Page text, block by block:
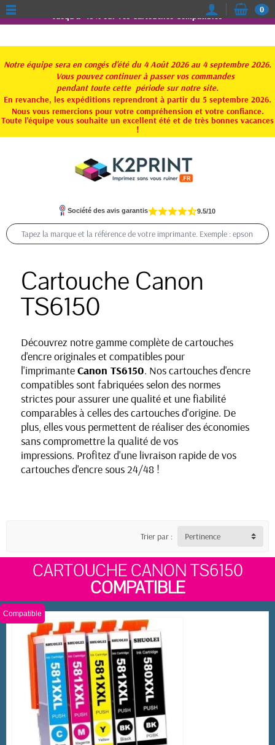
Jusqu'à -15% sur vos Cartouches Compatibles
Notre équipe sera en congés d'été du 4 Août 2026 au 4 septembre 2026.
Vous pouvez continuer à passer vos commandes
pendant toute cette période sur notre site.
En revanche, les expéditions reprendront à partir du 5 septembre 2026.
Nous vous remercions pour votre compréhension et votre confiance.
Toute l'équipe vous souhaite un excellent été et de très bonnes vacances
!
0
Société des avis garantis 9.5/10
Cartouche Canon
TS6150
Découvrez notre gamme complète de cartouches
d'encre originales et compatibles pour
l'imprimanteCanon TS6150. Nos cartouches d'encre
compatibles sont fabriquées selon des normes
strictes pour assurer une qualité et une fiabilité
comparables à celles des cartouches d'origine. De
plus, elles vous permettent de réaliser des économies
sans compromettre la qualité de vos
impressions. Profitez d'une livraison rapide de vos
cartouches d'encre sous 24/48 !
Trier par : Pertinence
CARTOUCHE CANON TS6150
COMPATIBLE
Compatible